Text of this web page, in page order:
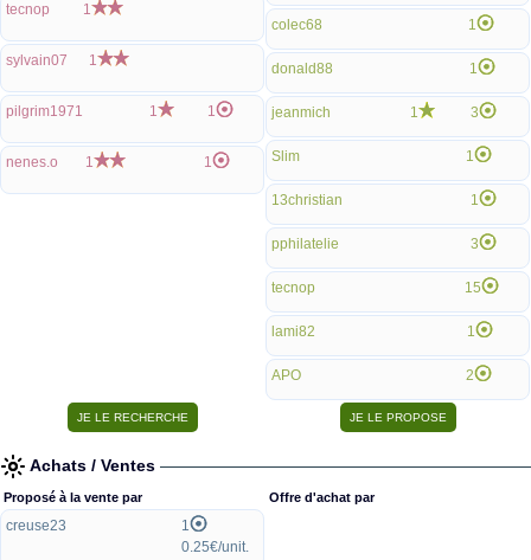
tecnop 1
sylvain07 1
pilgrim1971 1 1
nenes.o 1 1
colec68 1
donald88 1
jeanmich 1 3
Slim 1
13christian 1
pphilatelie 3
tecnop 15
lami82 1
APO 2
Achats / Ventes
Proposé à la vente par
creuse23
1
0.25€/unit.
Offre d'achat par